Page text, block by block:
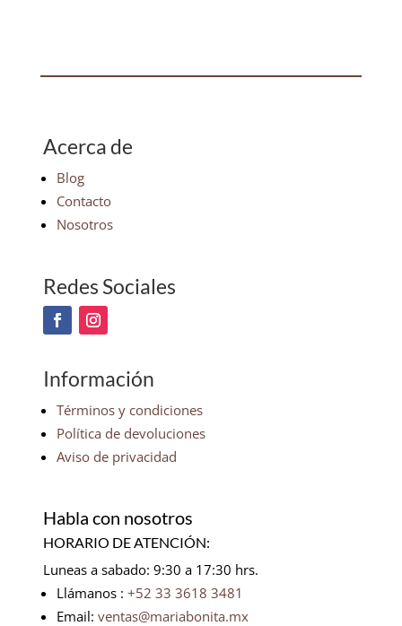
Acerca de
Blog
Contacto
Nosotros
Redes Sociales
Información
Términos y condiciones
Política de devoluciones
Aviso de privacidad
Habla con nosotros
HORARIO DE ATENCIÓN:
Luneas a sabado: 9:30 a 17:30 hrs.
Llámanos : +52 33 3618 3481
Email: ventas@mariabonita.mx